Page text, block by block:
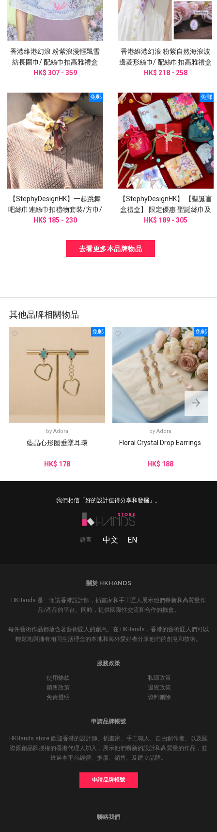
香港維港幻浪 粉紫浪漫輕飄雪
紡長圍巾/ 配絲巾扣高雅禮盒
HK$ 307 - 359
香港維港幻浪 粉紫自然海浪波
邊菱形絲巾/ 配絲巾扣高雅禮盒
圍巾
HK$ 218 - 258
免郵
【StephyDesignHK】一起跳舞
吧絲巾連絲巾扣禮物套裝/方巾/
頭巾/手腕帶/圍巾/姊姊禮物
HK$ 185 - 230
免郵
【StephyDesignHK】 【聖誕盲
盒禮盒】 限定優惠 聖誕絲巾及
絲巾扣盲盒系列
HK$ 189 - 305
去看更多本品牌物品
其他品牌相關物品
免郵
by Adora
藍晶心形圈垂墜耳環
HK$ 178
免郵
by Adora
Floral Crystal Drop Earrings
HK$ 188
我們相信「好的設計值得分享和發掘」。
語言 中文 EN
關於 HKHANDS
HKHands 是一個讓香港設計師，插畫家和手工匠人展示他們嶄新和高質量作
品/產品的平台。同時，提供國際性交流和合作的機會。
每件藝術作品都蘊含著藝術匠人的創意。在 HKHands，香港的藝術匠人們可以
輕鬆地與擁有相同生活理念的本地和海外愛好者分享他們的創意和技術。
服務政策
使用條款
私隱政策
銷售政策
退貨政策
免責聲明
資料刪除
申請品牌帳號
HKHands store 歡迎香港的設計師、插畫家、手工職人、自由創作者、以及國
際原創品牌授權的香港代理人加入，展示他們嶄新的設計和高質量的作品，並
透過本平台經營、推廣、銷售、及建立品牌。
申請品牌帳號
聯絡我們